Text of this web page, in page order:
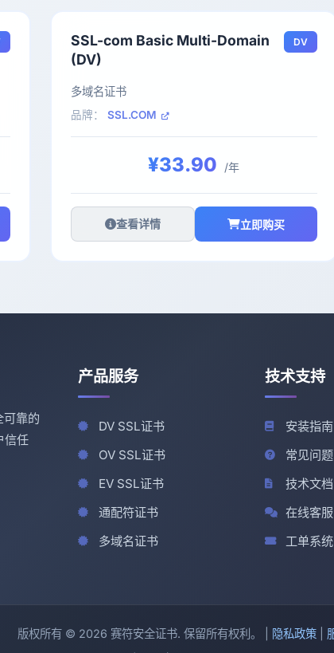
SSL-com Basic Multi-Domain
(DV)
DV
多域名证书
品牌： SSL.COM
¥33.90 /年
查看详情 立即购买
可靠的
信任
产品服务
DV SSL证书
OV SSL证书
EV SSL证书
通配符证书
多域名证书
技术支持
安装指南
常见问题
技术文档
在线客服
工单系统
版权所有 © 2026 赛符安全证书. 保留所有权利。 | 隐私政策|